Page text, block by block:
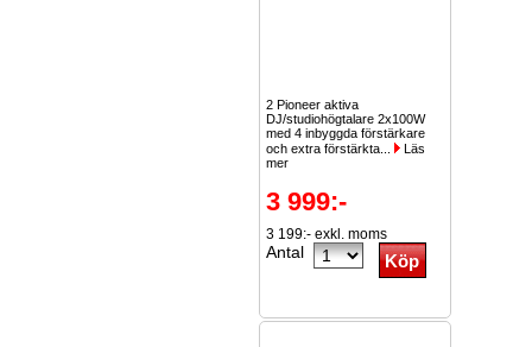
2 Pioneer aktiva
DJ/studiohögtalare 2x100W
med 4 inbyggda förstärkare
och extra förstärkta...
Läs
mer
3 999:-
3 199:- exkl. moms
Antal